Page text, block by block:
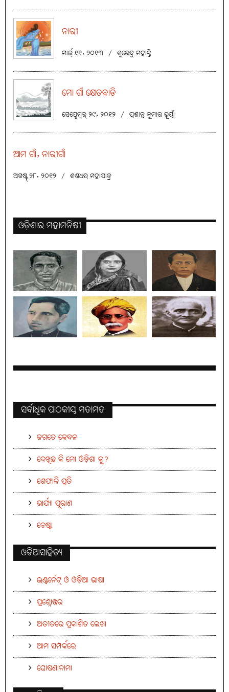
ନାରୀ
ମାର୍ଚ୍ଚ୍ ୧୧, ୨୦୧୩ / ଶୁଭେନ୍ଦୁ ମହାନ୍ତି
ମୋ ଗାଁ କ୍ଷେତବାଡ଼ି
ସେପ୍ଟେମ୍ବର୍ ୨୯, ୨୦୧୨ / ପ୍ରଶାନ୍ତ କୁମାର ଭୂୟାଁ
ଆମ ଗାଁ, ନାରୀଗାଁ
ଅଗଷ୍ଟ୍ ୨୮, ୨୦୧୨ / ଶଶଧର ମହାପାତ୍ର
ଓଡ଼ିଶାର ମହାମନିଷୀ
ସର୍ବାଧିକ ପାଠକୀୟ ମତାମତ
ଜଗତେ କେବଳ
ଦେଖିଛ କି ମୋ ଓଡ଼ିଶା କୁ?
ଶେଫାଳି ପ୍ରତି
ଭାର୍ଯ୍ୟା ପୂରାଣ
ଚେଷ୍ଟା
ଓଡିଆସାହିତ୍ୟ
ଇଣ୍ଟର୍ନେଟ୍ ଓ ଓଡ଼ିଆ ଭାଷା
ପ୍ରଶ୍ନୋତ୍ତର
ଅତୀତରେ ପ୍ରକାଶିତ ଲେଖା
ଆମ ସମ୍ପର୍କରେ
ଘୋଷଣାନାମା